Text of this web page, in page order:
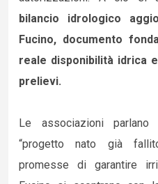
bilancio idrologico
Fucino, documento
reale disponibilità idrica
prelievi.
Le associazioni
“progetto nato già
promesse di garantire